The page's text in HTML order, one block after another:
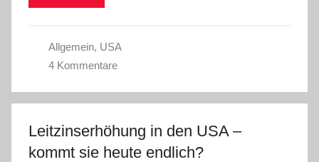
Allgemein, USA
4 Kommentare
Leitzinserhöhung in den USA –
kommt sie heute endlich?